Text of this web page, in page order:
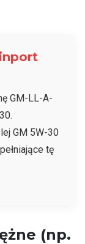
GM-LL-A-
GM 5W-30
tę
(np.